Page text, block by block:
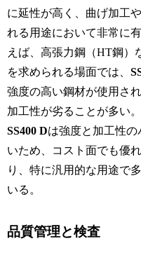
に延性が高く、曲げ加工
れる用途において非常に
えば、高張力鋼（HT鋼）
を求められる場面では、
強度の高い鋼材が使用さ
加工性が劣ることが多い。
SS400 Dは強度と加工性の
いため、コスト面でも優
り、特に汎用的な用途で
いる。
品質管理と検査